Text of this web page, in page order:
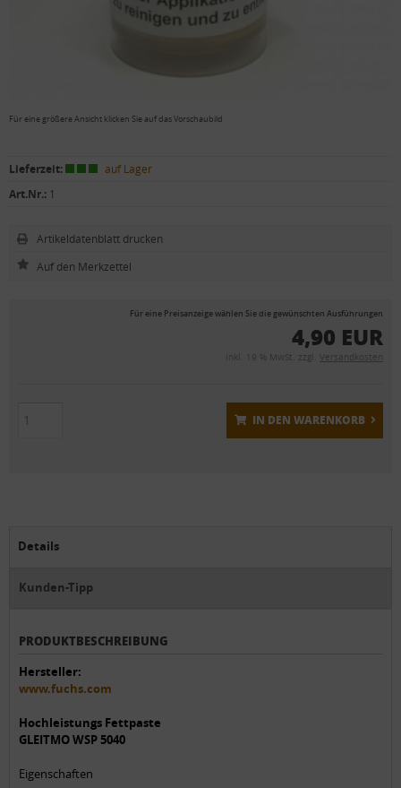
Für eine größere Ansicht klicken Sie auf das Vorschaubild
Lieferzeit: auf Lager
Art.Nr.: 1
Artikeldatenblatt drucken
Für eine Preisanzeige wählen Sie die gewünschten Ausführungen
4,90 EUR
inkl. 19 % MwSt. zzgl. Versandkosten
IN DEN WARENKORB
Details
Kunden-Tipp
PRODUKTBESCHREIBUNG
Hersteller:
www.fuchs.com
Hochleistungs Fettpaste
GLEITMO WSP 5040
Eigenschaften